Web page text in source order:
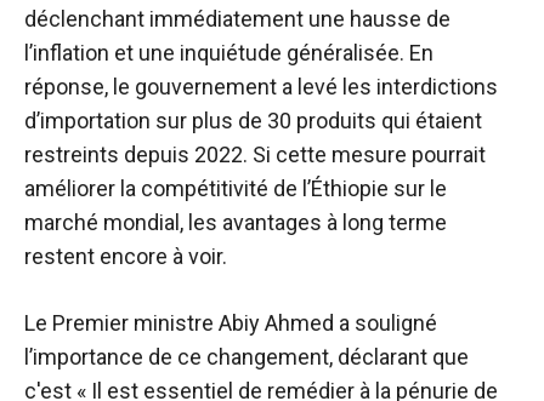
déclenchant immédiatement une hausse de
l’inflation et une inquiétude généralisée. En
réponse, le gouvernement a levé les interdictions
d’importation sur plus de 30 produits qui étaient
restreints depuis 2022. Si cette mesure pourrait
améliorer la compétitivité de l’Éthiopie sur le
marché mondial, les avantages à long terme
restent encore à voir.
Le Premier ministre Abiy Ahmed a souligné
l’importance de ce changement, déclarant que
c'est « Il est essentiel de remédier à la pénurie de